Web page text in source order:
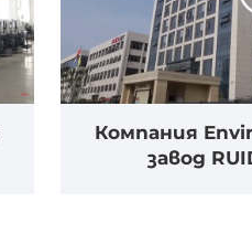
Компания
завод